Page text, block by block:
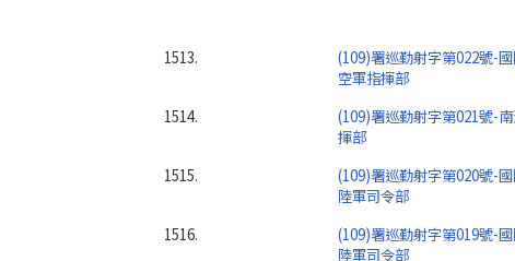
1513.
(109)署巡勤射字第022號-
空軍指揮部
1514.
(109)署巡勤射字第021號-
揮部
1515.
(109)署巡勤射字第020號-
陸軍司令部
1516.
(109)署巡勤射字第019號-
陸軍司令部